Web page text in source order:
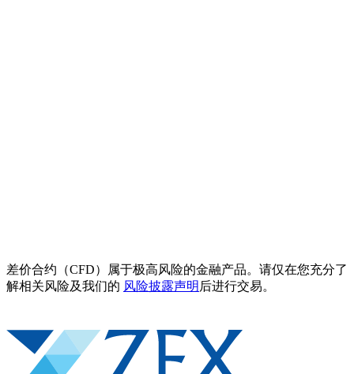
差价合约（CFD）属于极高风险的金融产品。请仅在您充分了
解相关风险及我们的 风险披露声明 后进行交易。